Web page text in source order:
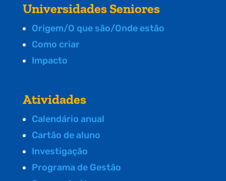
Universidades Seniores
Origem/O que são/Onde estão
Como criar
Impacto
Atividades
Calendário anual
Cartão de aluno
Investigação
Programa de Gestão